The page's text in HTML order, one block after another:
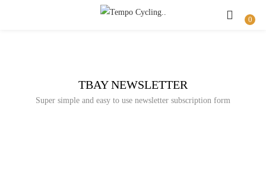
0
Buscar
TBAY NEWSLETTER
Super simple and easy to use newsletter subscription form